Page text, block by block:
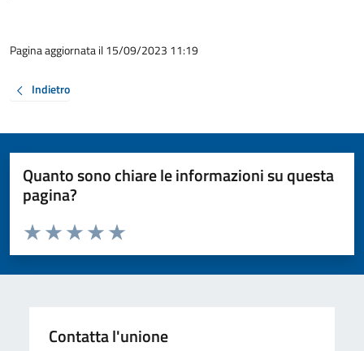
Pagina aggiornata il 15/09/2023 11:19
Indietro
Quanto sono chiare le informazioni su questa
pagina?
Valuta da 1 a 5 stelle la pagina
Valuta 5 stelle su 5
Valuta 4 stelle su 5
Valuta 3 stelle su 5
Valuta 2 stelle su 5
Valuta 1 stelle su 5
Contatta l'unione